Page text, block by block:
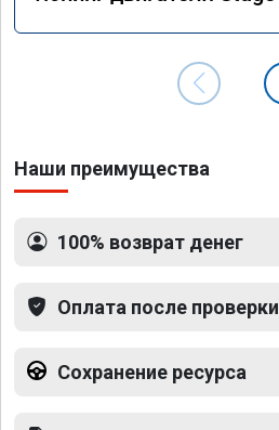
Наши преимущества
100% возврат денег
Оплата после проверки
Сохранение ресурса